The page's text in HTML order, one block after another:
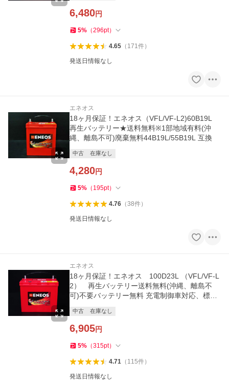
6,480円
5% （296pt）
4.65（ 171件）
発送日情報なし
エネオス
18ヶ月保証！エネオス（VFL/VF-L2)60B19L
再生バッテリー★送料無料※1部地域有料(沖
縄、離島不可)廃棄無料44B19L/55B19L 互換
中古 在庫なし
4,280円
5% （ 195pt）
4.76（38件）
発送日情報なし
エネオス
18ヶ月保証！エネオス 100D23L （VFL/VF-L
2） 再生バッテリー送料無料(沖縄、離島不
可)不要バッテリー無料 充電制御車対応、標準
中古 在庫なし
6,905円
5% （315pt）
4.71（ 115件）
発送日情報なし